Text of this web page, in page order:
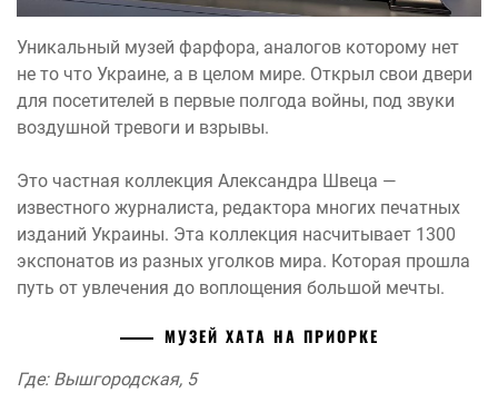
Уникальный музей фарфора, аналогов которому нет
не то что Украине, а в целом мире. Открыл свои двери
для посетителей в первые полгода войны, под звуки
воздушной тревоги и взрывы.
Это частная коллекция Александра Швеца —
известного журналиста, редактора многих печатных
изданий Украины. Эта коллекция насчитывает 1300
экспонатов из разных уголков мира. Которая прошла
путь от увлечения до воплощения большой мечты.
МУЗЕЙ ХАТА НА ПРИОРКЕ
Где: Вышгородская, 5